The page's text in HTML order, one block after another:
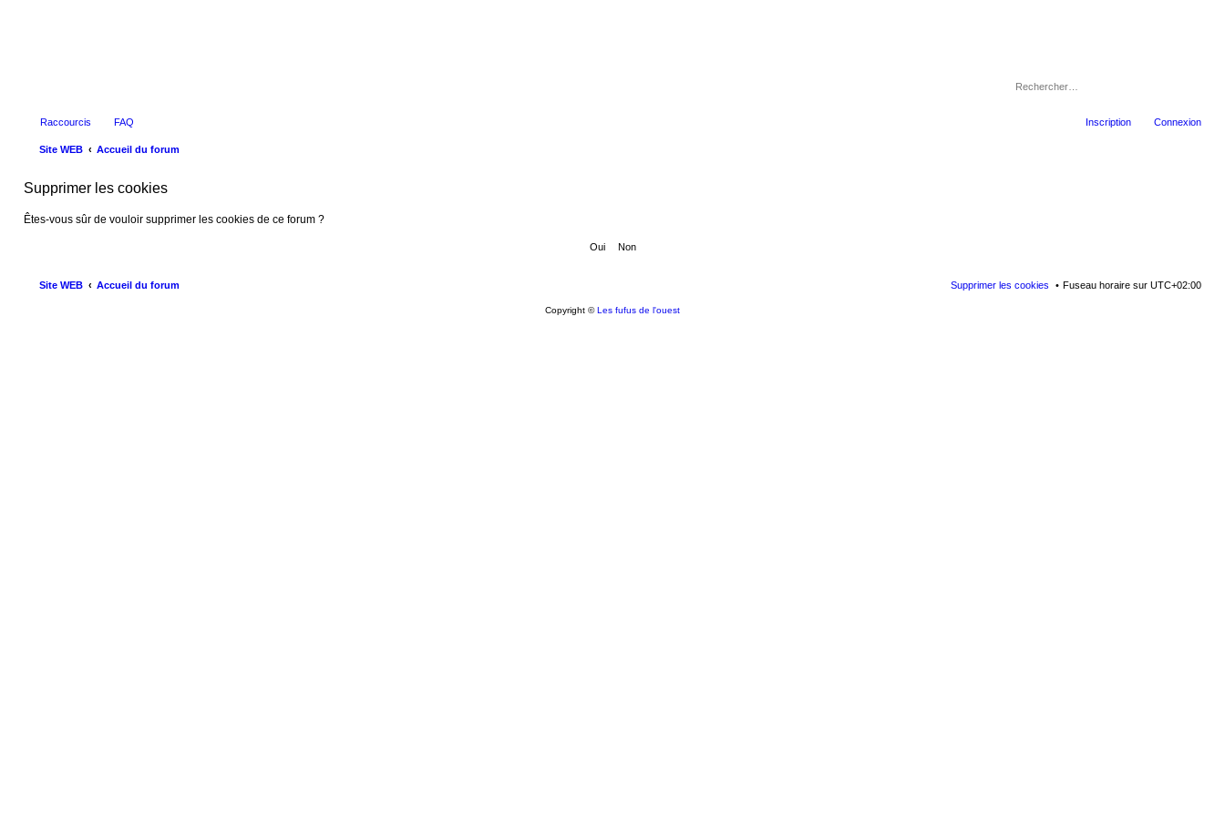
Raccourcis FAQ Connexion
Inscription
Site WEB Accueil du forum
Supprimer les cookies
Êtes-vous sûr de vouloir supprimer les cookies de ce forum ?
Site WEB Accueil du forum Fuseau horaire sur UTC+02:00
Supprimer les cookies
Copyright ©Les fufus de l'ouest